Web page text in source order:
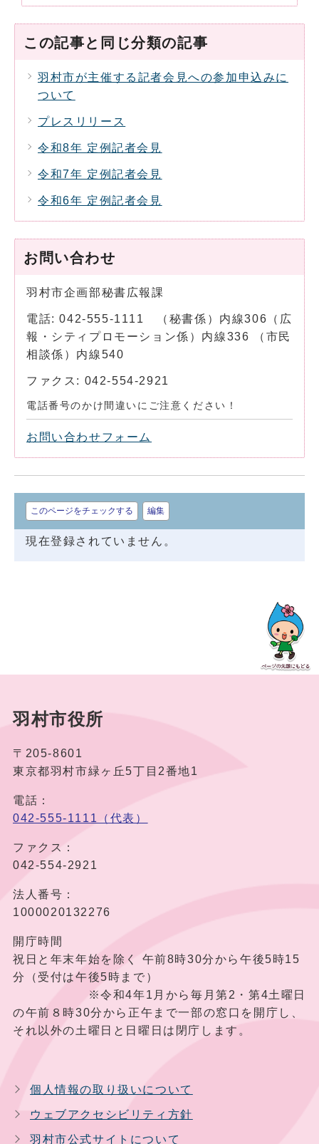
この記事と同じ分類の記事
羽村市が主催する記者会見への参加申込みに
ついて
プレスリリース
令和8年 定例記者会見
令和7年 定例記者会見
令和6年 定例記者会見
お問い合わせ
羽村市企画部秘書広報課
電話: 042-555-1111 （秘書係）内線306（広
報・シティプロモーション係）内線336 （市民
相談係）内線540
ファクス: 042-554-2921
電話番号のかけ間違いにご注意ください！
お問い合わせフォーム
このページをチェックする 編集
現在登録されていません。
羽村市役所
〒205-8601
東京都羽村市緑ヶ丘5丁目2番地1
電話：
042-555-1111（代表）
ファクス：
042-554-2921
法人番号：
1000020132276
開庁時間
祝日と年末年始を除く 午前8時30分から午後5時15
分（受付は午後5時まで）
※令和4年1月から毎月第2・第4土曜日
の午前８時30分から正午まで一部の窓口を開庁し、
それ以外の土曜日と日曜日は閉庁します。
個人情報の取り扱いについて
ウェブアクセシビリティ方針
羽村市公式サイトについて